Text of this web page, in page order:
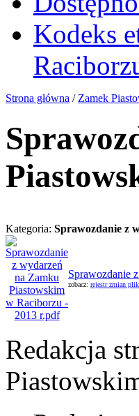
Kodeks
Strona główna / Zamek
Kategoria: Sprawozdanie z
Sprawozdanie
zobacz: rejestr zmian
Redakcja